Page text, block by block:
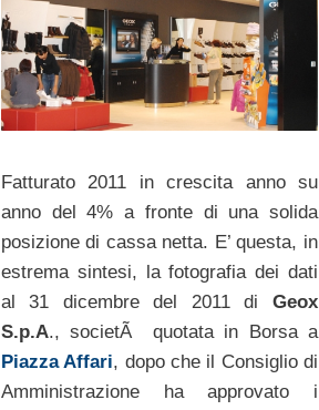
Fatturato 2011 in crescita anno su
anno del 4% a fronte di una solida
posizione di cassa netta. E’ questa, in
estrema sintesi, la fotografia dei dati
al 31 dicembre del 2011 di Geox
S.p.A., societÃ quotata in Borsa a
Piazza Affari, dopo che il Consiglio di
Amministrazione ha approvato i